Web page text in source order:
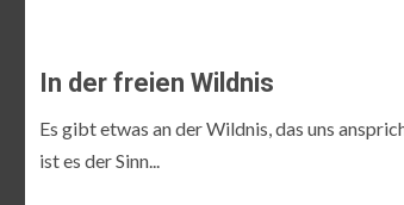
In der freien Wildnis
Es gibt etwas an der Wildnis, das uns
ist es der Sinn...